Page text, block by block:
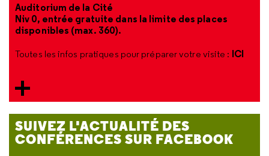
Auditorium de la Cité
Niv 0, entrée gratuite dans la limite des places
disponibles (max. 360).
Toutes les infos pratiques pour préparer votre visite : ICI
SUIVEZ L'ACTUALITÉ DES
CONFÉRENCES SUR FACEBOOK